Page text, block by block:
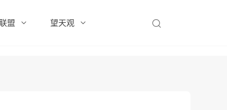
盟 望天观